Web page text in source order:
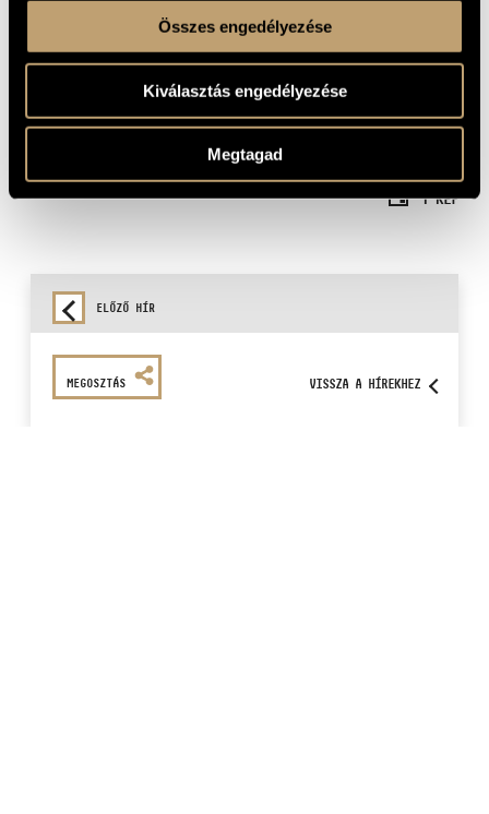
Összes engedélyezése
Kiválasztás engedélyezése
Megtagad
1 KÉP
MEGOSZTÁS
ELŐZŐ HÍR
VISSZA A HÍREKHEZ